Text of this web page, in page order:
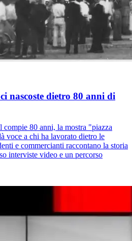
nascoste dietro 80 anni di
80 anni, la mostra "piazza
voce a chi ha lavorato dietro le
e commercianti raccontano la storia
interviste video e un percorso